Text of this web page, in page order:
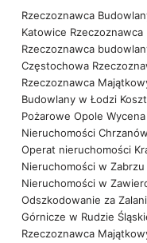
Rzeczoznawca
Katowice
Rzeczoznawca
Częstochowa
Rzeczoznawca
Budowlany w Łodzi
Pożarowe Opole
Nieruchomości Chrzanów
Operat nieruchomości
Nieruchomości w Zabrzu
Nieruchomości w
Odszkodowanie za
Górnicze w Rudzie
Rzeczoznawca